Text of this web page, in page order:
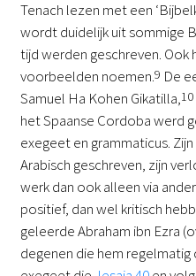
Tenach lezen met een
wordt duidelijk uit sommige
tijd werden geschreven. Ook
voorbeelden noemen.9 De
Samuel Ha Kohen Gikatilla,10
het Spaanse Cordoba werd
exegeet en grammaticus.
Arabisch geschreven, zijn
werk dan ook alleen via
positief, dan wel kritisch
geleerde Abraham ibn Ezra
degenen die hem